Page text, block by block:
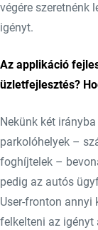
végére szeretnénk
igényt.
Az applikáció
üzletfejlesztés?
Nekünk két
parkolóhelyek –
foghíjtelek –
pedig az autós
User-fronton annyi
felkelteni az igényt